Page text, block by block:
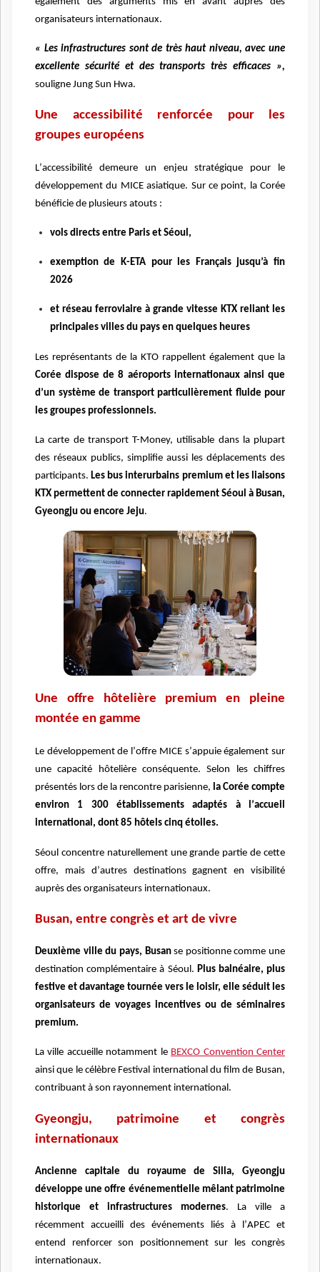
organisateurs internationaux.
« Les infrastructures sont de très haut niveau, avec une
excellente sécurité et des transports très efficaces »,
souligne Jung Sun Hwa.
Une accessibilité renforcée pour les
groupes européens
L’accessibilité demeure un enjeu stratégique pour le
développement du MICE asiatique. Sur ce point, la Corée
bénéficie de plusieurs atouts :
vols directs entre Paris et Séoul,
exemption de K-ETA pour les Français jusqu’à fin
2026
et réseau ferroviaire à grande vitesse KTX reliant les
principales villes du pays en quelques heures
Les représentants de la KTO rappellent également que la
Corée dispose de 8 aéroports internationaux ainsi que
d ’un système de transport particulièrement fluide pour
les groupes professionnels.
La carte de transport T-Money, utilisable dans la plupart
des réseaux publics, simplifie aussi les déplacements des
participants. Les bus interurbains premium et les liaisons
KTX permettent de connecter rapidement Séoul à Busan,
Gyeongju ou encore Jeju.
Une offre hôtelière premium en pleine
montée en gamme
Le développement de l’offre MICE s’appuie également sur
une capacité hôtelière conséquente. Selon les chiffres
présentés lors de la rencontre parisienne, la Corée compte
environ 1 300 établissements adaptés à l’accueil
international, dont 85 hôtels cinq étoiles.
Séoul concentre naturellement une grande partie de cette
offre, mais d ’autres destinations gagnent en visibilité
auprès des organisateurs internationaux.
Busan, entre congrès et art de vivre
Deuxième ville du pays, Busanse positionne comme une
destination complémentaireà Séoul. Plus balnéaire, plus
festive et davantage tournée vers le loisir, elle séduit les
organisateurs de voyages incentives ou de séminaires
premium.
La ville accueille notamment le BEXCO Convention Center
ainsi que le célèbre Festival international du film de Busan,
contribuant à son rayonnement international.
Gyeongju, patrimoine et congrès
internationaux
Ancienne capitale du royaume de Silla, Gyeongju
développe une offre événementielle mê lant patrimoine
historique et infrastructures modernes. La ville a
récemment accueilli des événements liés à l ’APEC et
entend renforcer son positionnement sur les congrès
internationaux.